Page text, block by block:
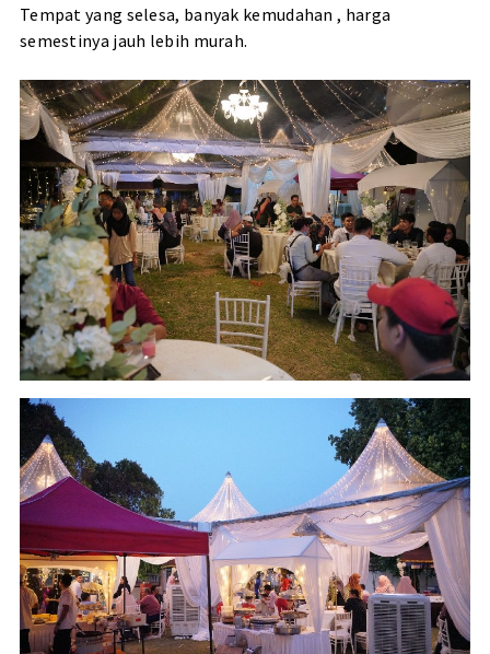
Tempat yang selesa, banyak kemudahan , harga
semestinya jauh lebih murah.